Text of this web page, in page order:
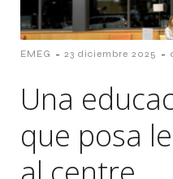
EMEG - 23 diciembre 2025 -
Una
que posa